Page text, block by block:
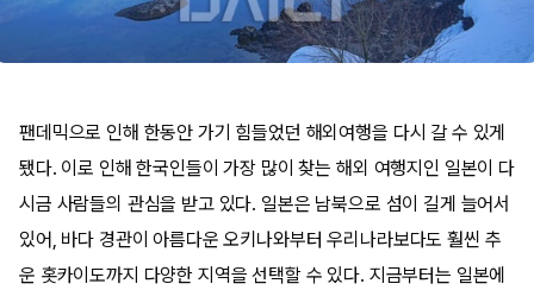
팬데믹으로 인해 한동안 가기 힘들었던 해외여행을 다시 갈 수 있게
됐다. 이로 인해 한국인들이 가장 많이 찾는 해외 여행지인 일본이 다
시금 사람들의 관심을 받고 있다. 일본은 남북으로 섬이 길게 늘어서
있어, 바다 경관이 아름다운 오키나와부터 우리나라보다도 훨씬 추
운 홋카이도까지 다양한 지역을 선택할 수 있다. 지금부터는 일본에